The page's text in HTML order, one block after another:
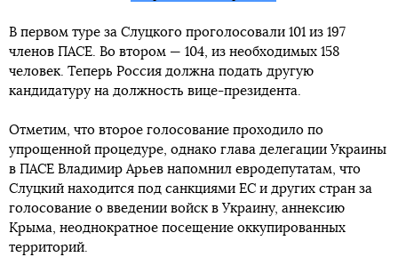
В первом туре за Слуцкого проголосовали 101 из 197
членов ПАСЕ. Во втором — 104, из необходимых 158
человек. Теперь Россия должна подать другую
кандидатуру на должность вице-президента.
Отметим, что второе голосование проходило по
упрощенной процедуре, однако глава делегации Украины
в ПАСЕ Владимир Арьев напомнил евродепутатам, что
Слуцкий находится под санкциями ЕС и других стран за
голосование о введении войск в Украину, аннексию
Крыма, неоднократное посещение оккупированных
территорий.